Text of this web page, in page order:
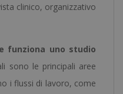
clinico, organizzativo
funziona uno studio
sono le principali aree
i flussi di lavoro, come